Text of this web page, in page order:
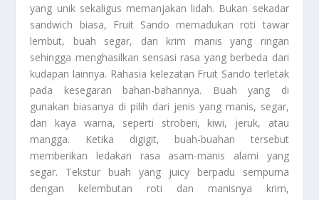
yang unik sekaligus memanjakan lidah. Bukan sekadar
sandwich biasa, Fruit Sando memadukan roti tawar
lembut, buah segar, dan krim manis yang ringan
sehingga menghasilkan sensasi rasa yang berbeda dari
kudapan lainnya. Rahasia kelezatan Fruit Sando terletak
pada kesegaran bahan-bahannya. Buah yang di
gunakan biasanya di pilih dari jenis yang manis, segar,
dan kaya warna, seperti stroberi, kiwi, jeruk, atau
mangga. Ketika digigit, buah-buahan tersebut
memberikan ledakan rasa asam-manis alami yang
segar. Tekstur buah yang juicy berpadu sempurna
dengan kelembutan roti dan manisnya krim,